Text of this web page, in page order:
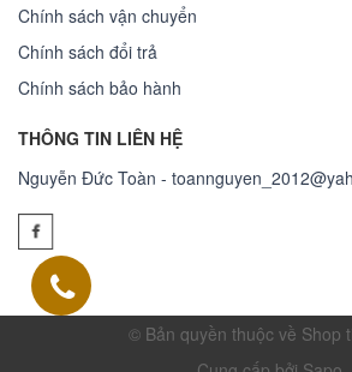
Chính sách vận chuyển
Chính sách đổi trả
Chính sách bảo hành
THÔNG TIN LIÊN HỆ
Nguyễn Đức Toàn -
© Bản quyền thuộc về Shop